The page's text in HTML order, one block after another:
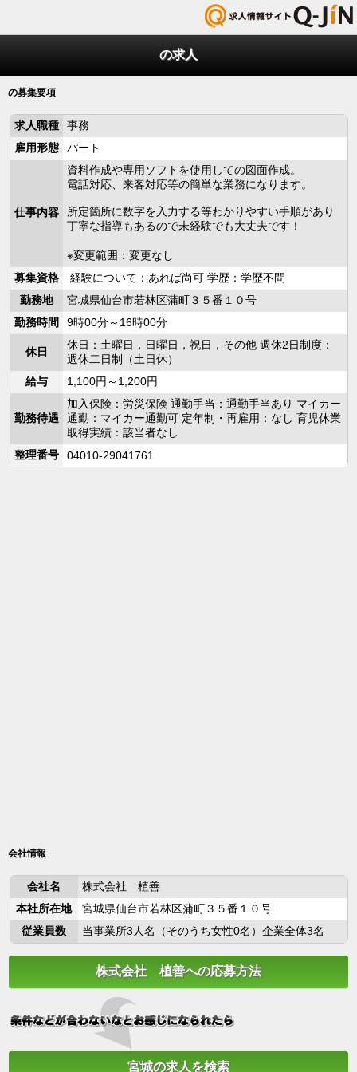
の求人
の募集要項
求人職種
事務
雇用形態
パート
仕事内容
資料作成や専用ソフトを使用しての図面作成。
電話対応、来客対応等の簡単な業務になります。
所定箇所に数字を入力する等わかりやすい手順があり
丁寧な指導もあるので未経験でも大丈夫です！
※変更範囲：変更なし
募集資格
経験について：あれば尚可 学歴：学歴不問
勤務地
宮城県仙台市若林区蒲町３５番１０号
勤務時間
9時00分～16時00分
休日
休日：土曜日，日曜日，祝日，その他 週休2日制度：
週休二日制（土日休）
給与
1,100円～1,200円
勤務待遇
加入保険：労災保険 通勤手当：通勤手当あり マイカー
通勤：マイカー通勤可 定年制・再雇用：なし 育児休業
取得実績：該当者なし
整理番号
04010-29041761
会社情報
会社名
株式会社 植善
本社所在地
宮城県仙台市若林区蒲町３５番１０号
従業員数
当事業所3人名（そのうち女性0名）企業全体3名
株式会社 植善への応募方法
宮城の求人を検索